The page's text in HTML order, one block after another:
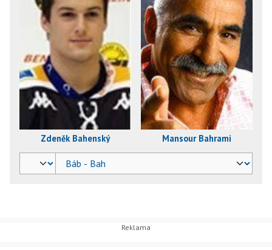
Zdeněk Bahenský Mansour Bahrami